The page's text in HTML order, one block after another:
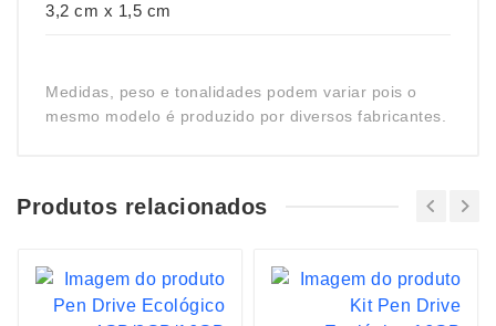
3,2 cm x 1,5 cm
Medidas, peso e tonalidades podem variar pois o
mesmo modelo é produzido por diversos fabricantes.
Produtos relacionados